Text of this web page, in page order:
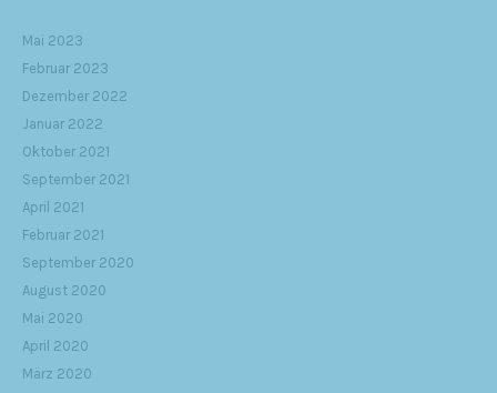
Mai 2023
Februar 2023
Dezember 2022
Januar 2022
Oktober 2021
September 2021
April 2021
Februar 2021
September 2020
August 2020
Mai 2020
April 2020
März 2020